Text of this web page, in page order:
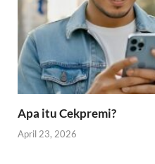
Apa itu Cekpremi?
April 23, 2026